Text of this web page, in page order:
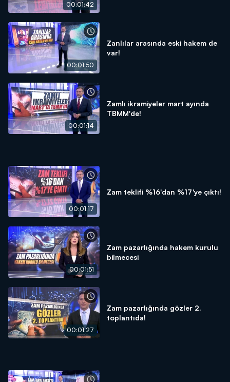
00:01:42
00:01:50
Zanlılar arasında eski hakem de
var!
00:01:14
Zamlı ikramiyeler mart ayında
TBMM'de!
00:01:17
Zam teklifi %16'dan %17'ye çıktı!
00:01:51
Zam pazarlığında hakem kurulu
bilmecesi
00:01:27
Zam pazarlığında gözler 2.
toplantıda!